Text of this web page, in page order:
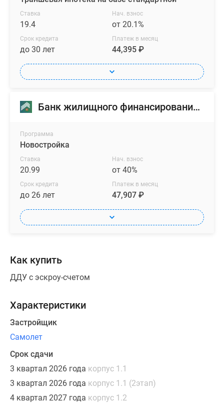
расположенных
верхних
этажах,
достигает
2.88
остальных
высота
потолков
равна
Минимальная
площадь
лота
равна
кв.м.
сдаются
с
готовой
отделкой
в
нейтральной
цветовой
гамме.
Ставка
19.4
Нач. взнос
от 20.1%
Срок кредита
до 30 лет
Платеж в месяц
44,395 ₽
Банк жилищного финансирования (БЖФ)
Программа
Новостройка
Ставка
20.99
Нач. взнос
от 40%
Срок кредита
до 26 лет
Платеж в месяц
47,907 ₽
Как купить
ДДУ с эскроу-счетом
Характеристики
Застройщик
Самолет
Срок сдачи
3 квартал 2026 года корпус 1.1
3 квартал 2026 года корпус 1.1 (2этап)
4 квартал 2027 года корпус 1.2